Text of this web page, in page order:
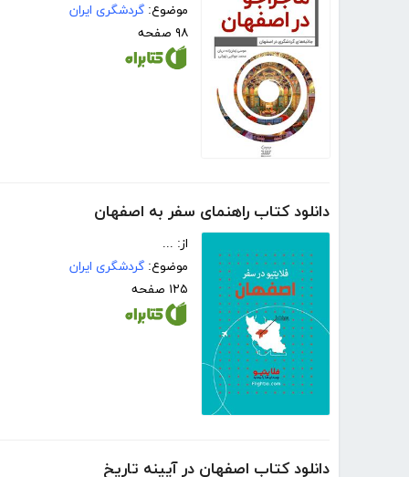
موضوع: گردشگری ایران
۹۸ صفحه
دانلود کتاب راهنمای سفر به اصفهان
از: ...
موضوع: گردشگری ایران
۱۲۵ صفحه
دانلود کتاب اصفهان در آیینه تاریخ